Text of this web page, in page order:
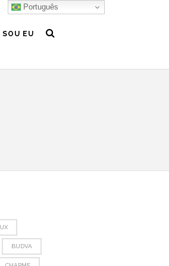
SOU EU
BUDVA
Português